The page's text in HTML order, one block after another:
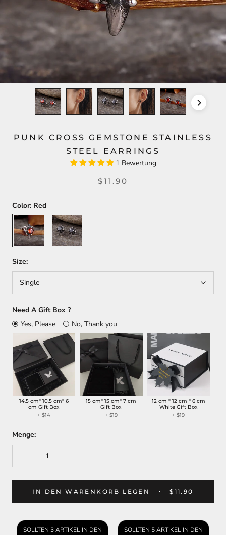
PUNK CROSS GEMSTONE STAINLESS
STEEL EARRINGS
1 Bewertung
$11.90
Color: Red
Red
Black
Size:
Single
Need A Gift Box ?
Yes, Please
No, Thank you
14.5 cm* 10.5 cm* 6
cm Gift Box
+$14
15 cm* 15 cm* 7 cm
Gift Box
+ $19
12 cm * 12 cm * 6 cm
White Gift Box
+$19
Menge:
IN DEN WARENKORB LEGEN $11.90
SOLLTEN 3 ARTIKEL IN DEN
SOLLTEN 5 ARTIKEL IN DEN